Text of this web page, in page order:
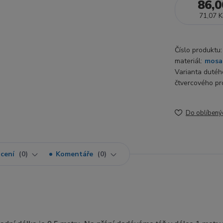
71,07
Číslo produktu:
materiál:
Varianta
čtvercového
Do
0 Komentáře 0